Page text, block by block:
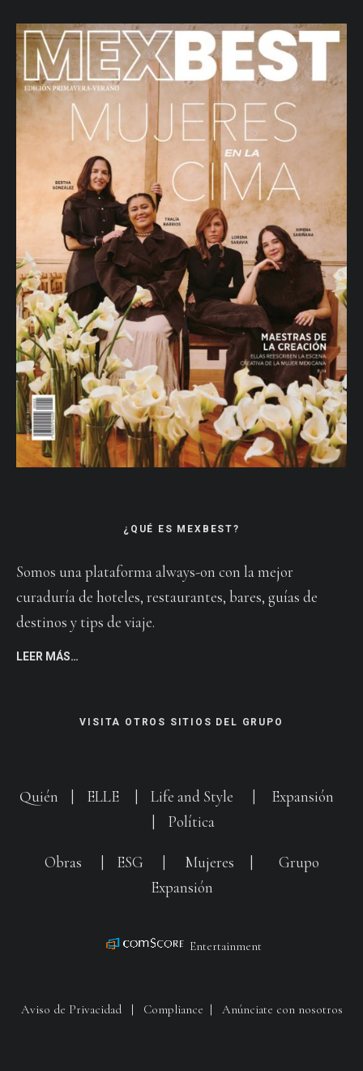
¿QUÉ ES MEXBEST?
Somos una plataforma always-on con la mejor
curaduría de hoteles, restaurantes, bares, guías de
destinos y tips de viaje.
LEER MÁS…
VISITA OTROS SITIOS DEL GRUPO
Quién ELLE Life and Style
Expansión
Política
Obras ESG Mujeres
Grupo
Expansión
Entertainment
Aviso de Privacidad| Compliance Anúnciate con nosotros